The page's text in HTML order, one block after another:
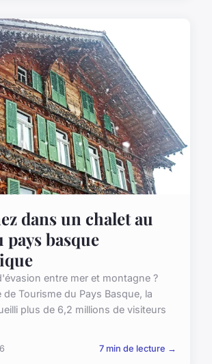
dans un chalet au
basque
entre mer et montagne ?
de Tourisme du Pays Basque, la
plus de 6,2 millions de visiteurs
7 min de lecture →